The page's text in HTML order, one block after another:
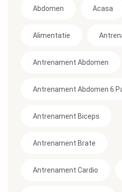
Abdomen Acasa
Alimentatie
Antrenament Abdomen
Antrenament Abdomen 6
Antrenament Biceps
Antrenament Brate
Antrenament Cardio